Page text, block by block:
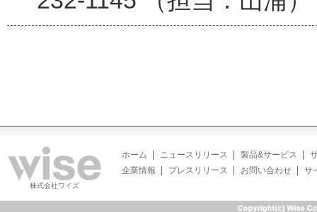
株式会社ワイズ
ホーム ニュースリリース 製品&サービス
企業情報
プレスリリース お問い合わせ サ